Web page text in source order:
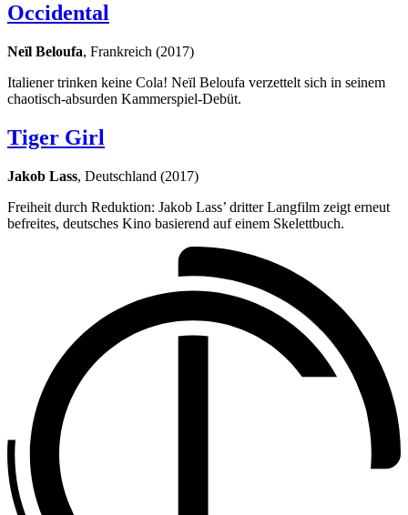
Occidental
Neïl Beloufa, Frankreich (2017)
Italiener trinken keine Cola! Neïl Beloufa verzettelt sich in seinem
chaotisch-absurden Kammerspiel-Debüt.
Tiger Girl
Jakob Lass, Deutschland (2017)
Freiheit durch Reduktion: Jakob Lass’ dritter Langfilm zeigt erneut
befreites, deutsches Kino basierend auf einem Skelettbuch.